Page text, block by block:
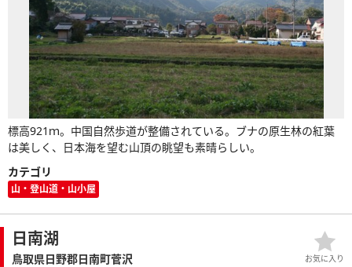
標高921ｍ。中国自然歩道が整備されている。ブナの原生林の紅葉
は美しく、日本海を望む山頂の眺望も素晴らしい。
カテゴリ
山・登山道・山小屋
日南湖
鳥取県日野郡日南町菅沢 お気に入り